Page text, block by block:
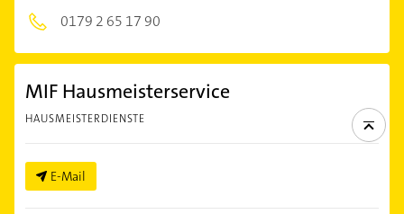
0179 2 65 17 90
MIF Hausmeisterservice
HAUSMEISTERDIENSTE
E-Mail